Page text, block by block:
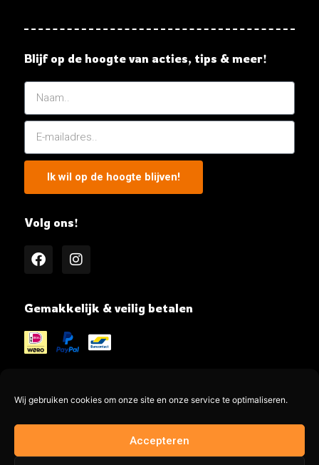
Wij gebruiken cookies om onze site en onze service te optimaliseren.
Accepteren
Blijf op de hoogte van acties, tips & meer!
Ik wil op de hoogte blijven!
Volg ons!
Gemakkelijk & veilig betalen